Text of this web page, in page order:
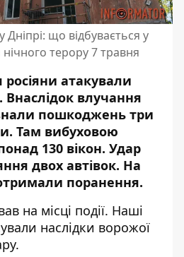
у Дніпрі: що відбувається у
терору 7 травня
росіяни атакували
влучання
пошкоджень три
Там вибуховою
130 вікон. Удар
двох автівок. На
поранення.
на місці події. Наші
наслідки ворожої